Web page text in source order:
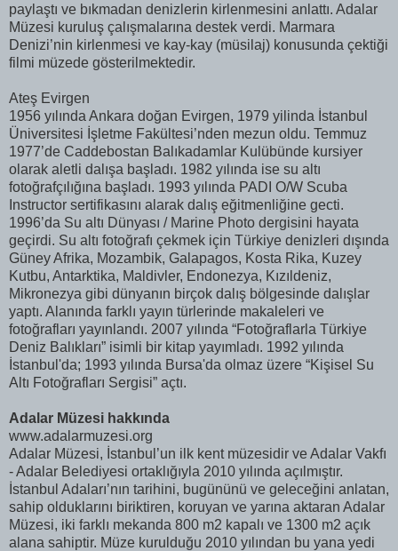
paylaştı ve bıkmadan denizlerin kirlenmesini anlattı. Adalar
Müzesi kuruluş çalışmalarına destek verdi. Marmara
Denizi’nin kirlenmesi ve kay-kay (müsilaj) konusunda çektiği
filmi müzede gösterilmektedir.
Ateş Evirgen
1956 yılında Ankara doğan Evirgen, 1979 yilinda İstanbul
Üniversitesi İşletme Fakültesi’nden mezun oldu. Temmuz
1977’de Caddebostan Balıkadamlar Kulübünde kursiyer
olarak aletli dalışa başladı. 1982 yılında ise su altı
fotoğrafçılığına başladı. 1993 yılında PADI O/W Scuba
Instructor sertifikasını alarak dalış eğitmenliğine gecti.
1996’da Su altı Dünyası / Marine Photo dergisini hayata
geçirdi. Su altı fotoğrafı çekmek için Türkiye denizleri dışında
Güney Afrika, Mozambik, Galapagos, Kosta Rika, Kuzey
Kutbu, Antarktika, Maldivler, Endonezya, Kızıldeniz,
Mikronezya gibi dünyanın birçok dalış bölgesinde dalışlar
yaptı. Alanında farklı yayın türlerinde makaleleri ve
fotoğrafları yayınlandı. 2007 yılında “Fotoğraflarla Türkiye
Deniz Balıkları” isimli bir kitap yayımladı. 1992 yılında
İstanbul'da; 1993 yılında Bursa'da olmaz üzere “Kişisel Su
Altı Fotoğrafları Sergisi” açtı.
Adalar Müzesi hakkında
www.adalarmuzesi.org
Adalar Müzesi, İstanbul’un ilk kent müzesidir ve Adalar Vakfı
- Adalar Belediyesi ortaklığıyla 2010 yılında açılmıştır.
İstanbul Adaları’nın tarihini, bugününü ve geleceğini anlatan,
sahip olduklarını biriktiren, koruyan ve yarına aktaran Adalar
Müzesi, iki farklı mekanda 800 m2 kapalı ve 1300 m2 açık
alana sahiptir. Müze kurulduğu 2010 yılından bu yana yedi